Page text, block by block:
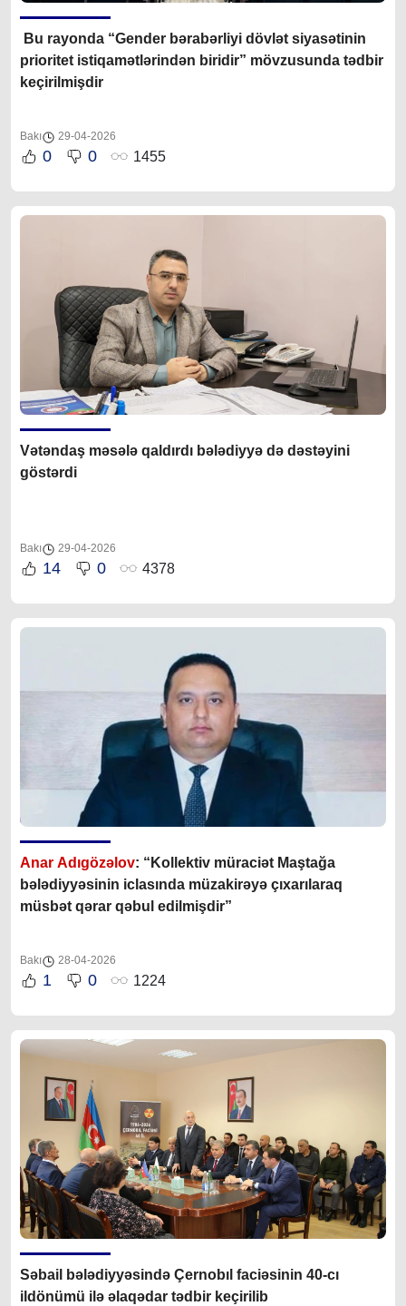
Bu rayonda “Gender bərabərliyi dövlət siyasətinin
prioritet istiqamətlərindən biridir” mövzusunda tədbir
keçirilmişdir
Bakı 29-04-2026
0 0 1455
Vətəndaş məsələ qaldırdı bələdiyyə də dəstəyini
göstərdi
Bakı 29-04-2026
14 0 4378
Anar Adıgözəlov: “Kollektiv müraciət Maştağa
bələdiyyəsinin iclasında müzakirəyə çıxarılaraq
müsbət qərar qəbul edilmişdir”
Bakı 28-04-2026
1 0 1224
Səbail bələdiyyəsində Çernobıl faciəsinin 40-cı
ildönümü ilə əlaqədar tədbir keçirilib